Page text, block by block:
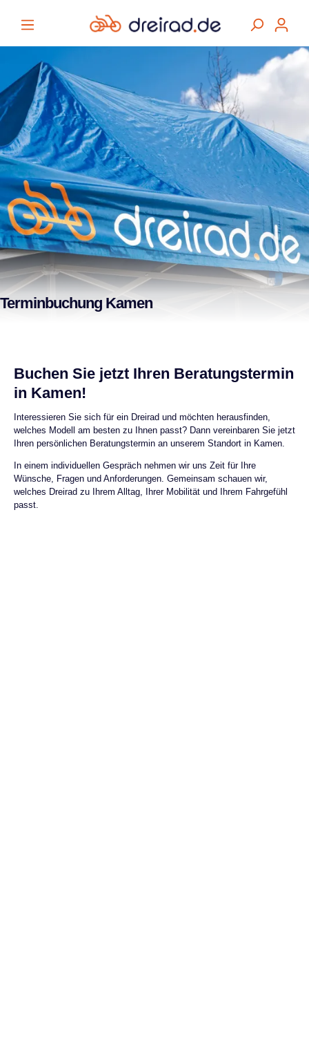
Terminbuchung Kamen
Buchen Sie jetzt Ihren Beratungstermin
in Kamen!
Interessieren Sie sich für ein Dreirad und möchten herausfinden,
welches Modell am besten zu Ihnen passt? Dann vereinbaren Sie jetzt
Ihren persönlichen Beratungstermin an unserem Standort in Kamen.
In einem individuellen Gespräch nehmen wir uns Zeit für Ihre
Wünsche, Fragen und Anforderungen. Gemeinsam schauen wir,
welches Dreirad zu Ihrem Alltag, Ihrer Mobilität und Ihrem Fahrgefühl
passt.